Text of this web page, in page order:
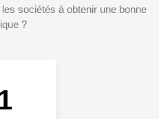
sociétés à obtenir une bonne
?